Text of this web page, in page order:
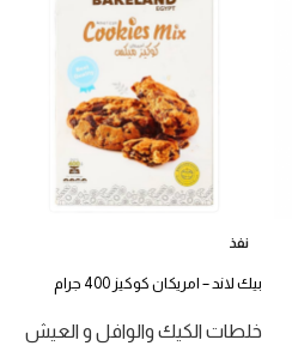
نفذ
بيك لاند – امريكان كوكيز 400 جرام
خلطات الكيك والوافل و العيش